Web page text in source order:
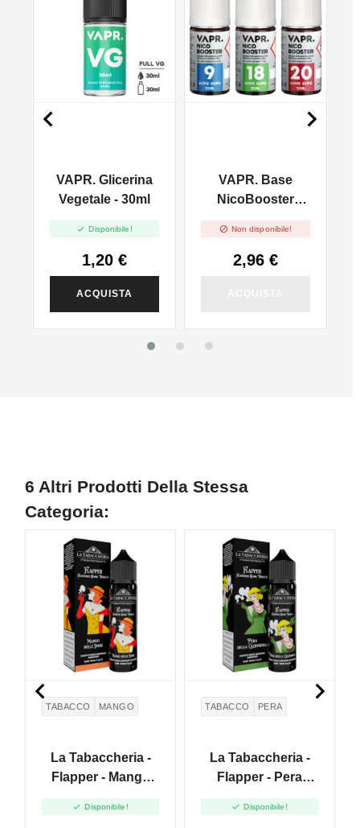
VAPR. Glicerina
Vegetale - 30ml
 Disponibile!
1,20 €
ACQUISTA
VAPR. Base
NicoBooster
 Non disponibile!
2,96 €
 
6 Altri Prodotti Della Stessa
Categoria:
TABACCO MANGO
La Tabaccheria -
Flapper - Mango
Shot 20ml
 Disponibile!
TABACCO PERA
La Tabaccheria -
Flapper - Pera
Vape Shot 20ml
 Disponibile!
 